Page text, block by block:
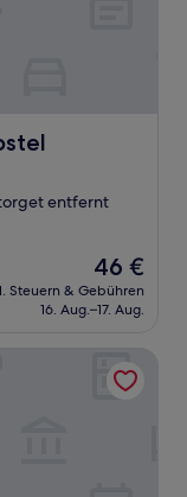
entfernt
Der
Preis
beträgt
46 €
Steuern & Gebühren
16. Aug.–17. Aug.